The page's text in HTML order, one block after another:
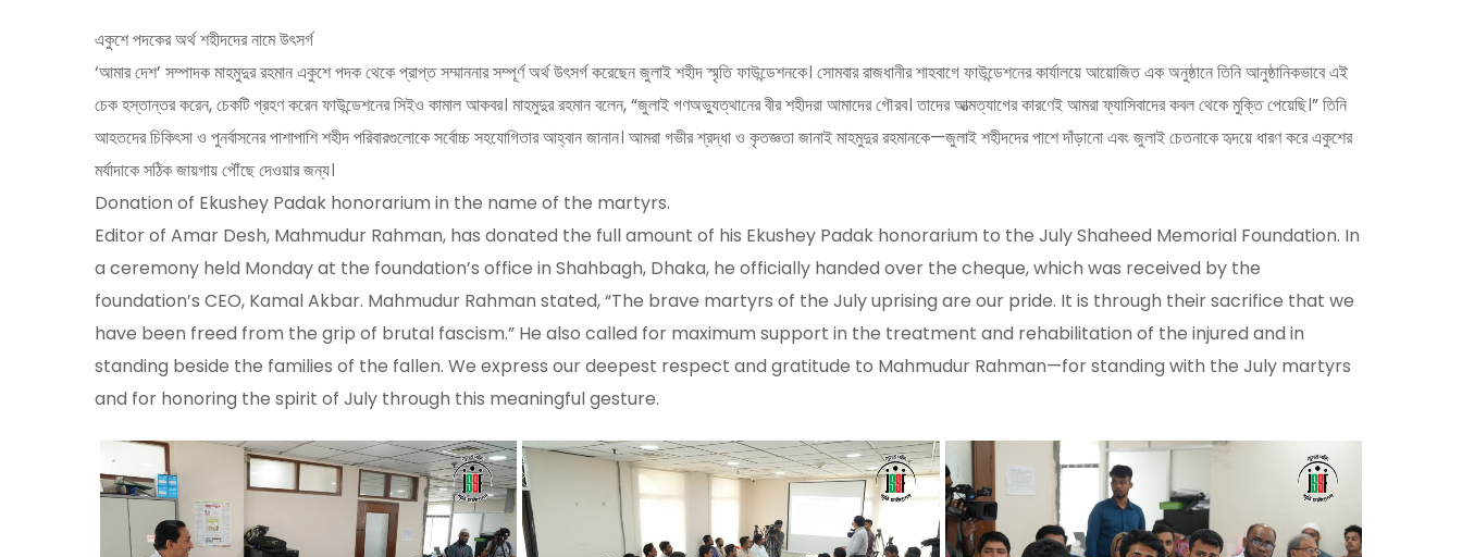
একুশে পদকের অর্থ শহীদদের নামে উৎসর্গ
‘আমার দেশ’ সম্পাদক মাহমুদুর রহমান একুশে পদক থেকে প্রাপ্ত সম্মাননার সম্পূর্ণ অর্থ উৎসর্গ করেছেন জুলাই শহীদ স্মৃতি ফাউন্ডেশনকে। সোমবার রাজধানীর শাহবাগে ফাউন্ডেশনের কার্যালয়ে আয়োজিত এক অনুষ্ঠানে তিনি আনুষ্ঠানিকভাবে এই
চেক হস্তান্তর করেন, চেকটি গ্রহণ করেন ফাউন্ডেশনের সিইও কামাল আকবর। মাহমুদুর রহমান বলেন, “জুলাই গণঅভ্যুত্থানের বীর শহীদরা আমাদের গৌরব। তাদের আত্মত্যাগের কারণেই আমরা ফ্যাসিবাদের কবল থেকে মুক্তি পেয়েছি।” তিনি
আহতদের চিকিৎসা ও পুনর্বাসনের পাশাপাশি শহীদ পরিবারগুলোকে সর্বোচ্চ সহযোগিতার আহ্বান জানান। আমরা গভীর শ্রদ্ধা ও কৃতজ্ঞতা জানাই মাহমুদুর রহমানকে—জুলাই শহীদদের পাশে দাঁড়ানো এবং জুলাই চেতনাকে হৃদয়ে ধারণ করে একুশের
মর্যাদাকে সঠিক জায়গায় পৌঁছে দেওয়ার জন্য।
Donation of Ekushey Padak honorarium in the name of the martyrs.
Editor of Amar Desh, Mahmudur Rahman, has donated the full amount of his Ekushey Padak honorarium to the July Shaheed Memorial Foundation. In
a ceremony held Monday at the foundation’s office in Shahbagh, Dhaka, he officially handed over the cheque, which was received by the
foundation’s CEO, Kamal Akbar. Mahmudur Rahman stated, “The brave martyrs of the July uprising are our pride. It is through their sacrifice that we
have been freed from the grip of brutal fascism.” He also called for maximum support in the treatment and rehabilitation of the injured and in
standing beside the families of the fallen. We express our deepest respect and gratitude to Mahmudur Rahman—for standing with the July martyrs
and for honoring the spirit of July through this meaningful gesture.